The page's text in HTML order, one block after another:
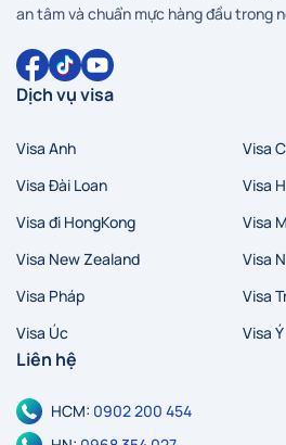
an tâm và chuẩn mực hàng đầu trong
Dịch vụ visa
Visa Anh
Visa
Visa Đài Loan
Visa
Visa đi HongKong
Visa
Visa New Zealand
Visa
Visa Pháp
Visa
Visa Úc
Visa Ý
Liên hệ
HCM: 0902 200 454
Hà Nội